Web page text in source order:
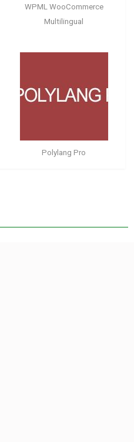
WPML WooCommerce
Multilingual
Polylang Pro